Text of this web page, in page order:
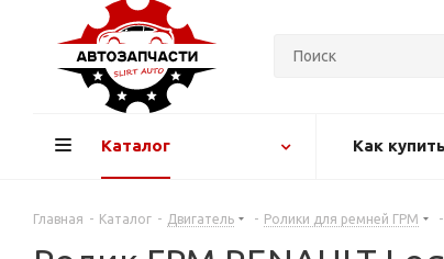
Каталог Как купить
Главная - Каталог - Двигатель - Ролики для ремней ГРМ -